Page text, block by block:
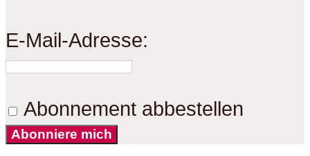
E-Mail-Adresse:
Abonnement abbestellen
Abonniere mich